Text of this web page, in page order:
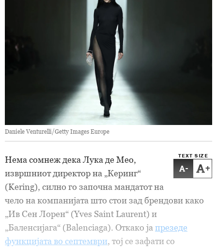
Daniele Venturelli/Getty Images Europe
TEXT SIZE
- +
Нема сомнеж дека Лука де Мео,
извршниот директор на „Керинг“
(Kering), силно го започна мандатот на
чело на компанијата што стои зад брендови како
„Ив Сен Лорен“ (Yves Saint Laurent) и
„Баленсијага“ (Balenciaga). Откако ја презеде
функцијата во септември, тој се зафати со